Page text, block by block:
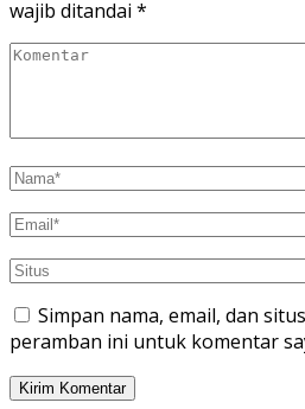
wajib ditandai *
Simpan nama, email, dan
peramban ini untuk komentar